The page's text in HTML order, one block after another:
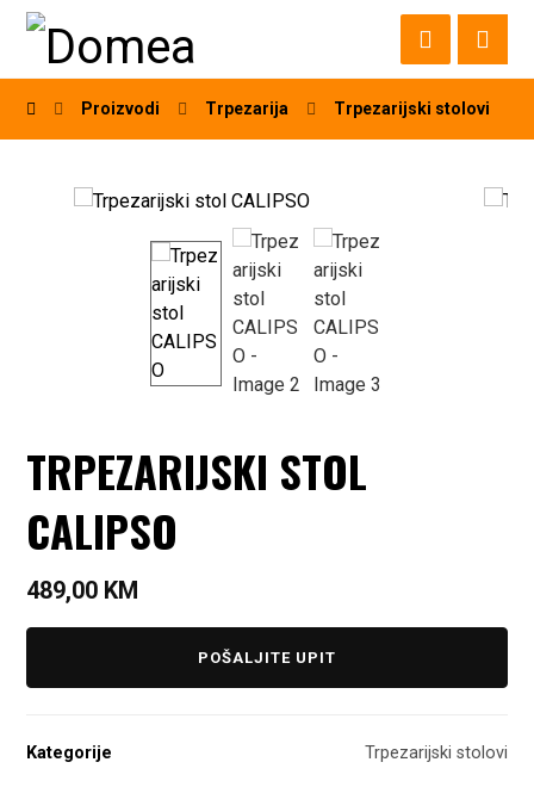
Proizvodi Trpezarija Trpezarijski stolovi
TRPEZARIJSKI STOL
CALIPSO
489,00 KM
POŠALJITE UPIT
Kategorije Trpezarijski stolovi